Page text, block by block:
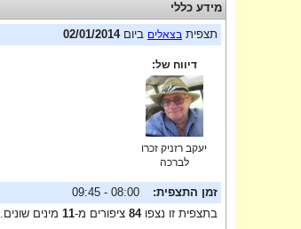
מידע כללי
תצפית בצאלים ביום02/01/2014
דיווח של:
יעקב רזניק זכרו
לברכה
זמן התצפית:
08:00 - 09:45
בתצפית זו נצפו84 ציפורים מ-11 מינים שונים.